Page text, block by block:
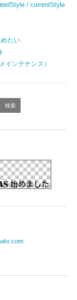
/ currentStyle
たい
インテナンス）